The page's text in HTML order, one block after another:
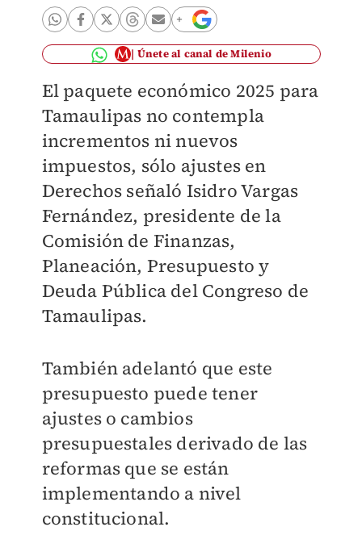
Únete al canal de Milenio
El paquete económico 2025 para
Tamaulipas no contempla
incrementos ni nuevos
impuestos, sólo ajustes en
Derechos señaló Isidro Vargas
Fernández, presidente de la
Comisión de Finanzas,
Planeación, Presupuesto y
Deuda Pública del Congreso de
Tamaulipas.
También adelantó que este
presupuesto puede tener
ajustes o cambios
presupuestales derivado de las
reformas que se están
implementando a nivel
constitucional.